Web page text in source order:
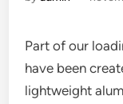
Part of our
have been
lightweight